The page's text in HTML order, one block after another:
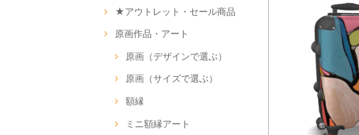
★アウトレット・セール商品
原画作品・アート
原画（デザインで選ぶ）
原画（サイズで選ぶ）
額縁
ミニ額縁アート